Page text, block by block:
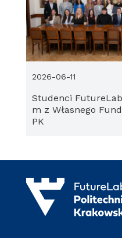
Studenci
m z Własnego
PK
2026-06-11